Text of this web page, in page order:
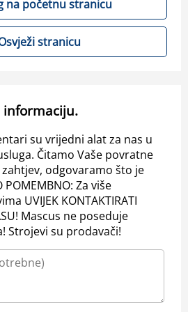
na početnu stranicu
stranicu
informaciju.
su vrijedni alat za nas u
Čitamo Vaše povratne
odgovaramo što je
Za više
UVIJEK KONTAKTIRATI
Mascus ne poseduje
Strojevi su prodavači!